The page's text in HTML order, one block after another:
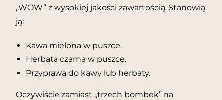
„WOW” z wysokiej jakości zawartością. Stanowią
ją:
Kawa mielona w puszce.
Herbata czarna w puszce.
Przyprawa do kawy lub herbaty.
Oczywiście zamiast „trzech bombek” na